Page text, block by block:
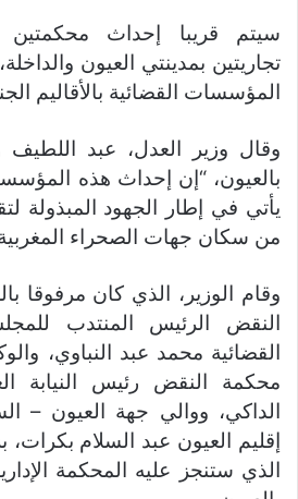
سيتم قريبا إحداث محكمتين
تجاريتين بمدينتي العيون
المؤسسات القضائية بالأقاليم
وقال وزير العدل، عبد اللطيف
بالعيون، “إن إحداث هذه
يأتي في إطار الجهود المبذولة
من سكان جهات الصحراء
وقام الوزير، الذي كان مرفوقا
النقض الرئيس المنتدب
القضائية محمد عبد النباوي،
محكمة النقض رئيس النيابة
الداكي، ووالي جهة العيون –
إقليم العيون عبد السلام بكرات،
الذي ستنجز عليه المحكمة